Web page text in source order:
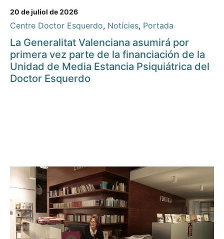
20 de juliol de 2026
Centre Doctor Esquerdo, Notícies, Portada
La Generalitat Valenciana asumirá por
primera vez parte de la financiación de la
Unidad de Media Estancia Psiquiátrica del
Doctor Esquerdo